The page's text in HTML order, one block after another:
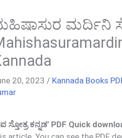
ಮರ್ದಿನಿ
20, 2023 / Kannada Books
ಸ್ತೋತ್ರ ಕನ್ನಡ’ PDF Quick